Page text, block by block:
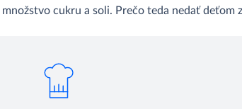
množstvo cukru a soli. Prečo teda nedať deťom